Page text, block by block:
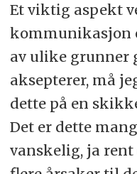
Et viktig aspekt
kommunikasjon
av ulike grunner
aksepterer, må
dette på en
Det er dette
vanskelig, ja rent